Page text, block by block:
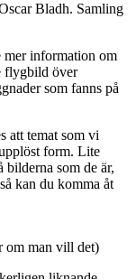
Bladh. Samling
mer information om
flygbild över
som fanns på
att temat som vi
form. Lite
bilderna som de är,
kan du komma åt
om man vill det)